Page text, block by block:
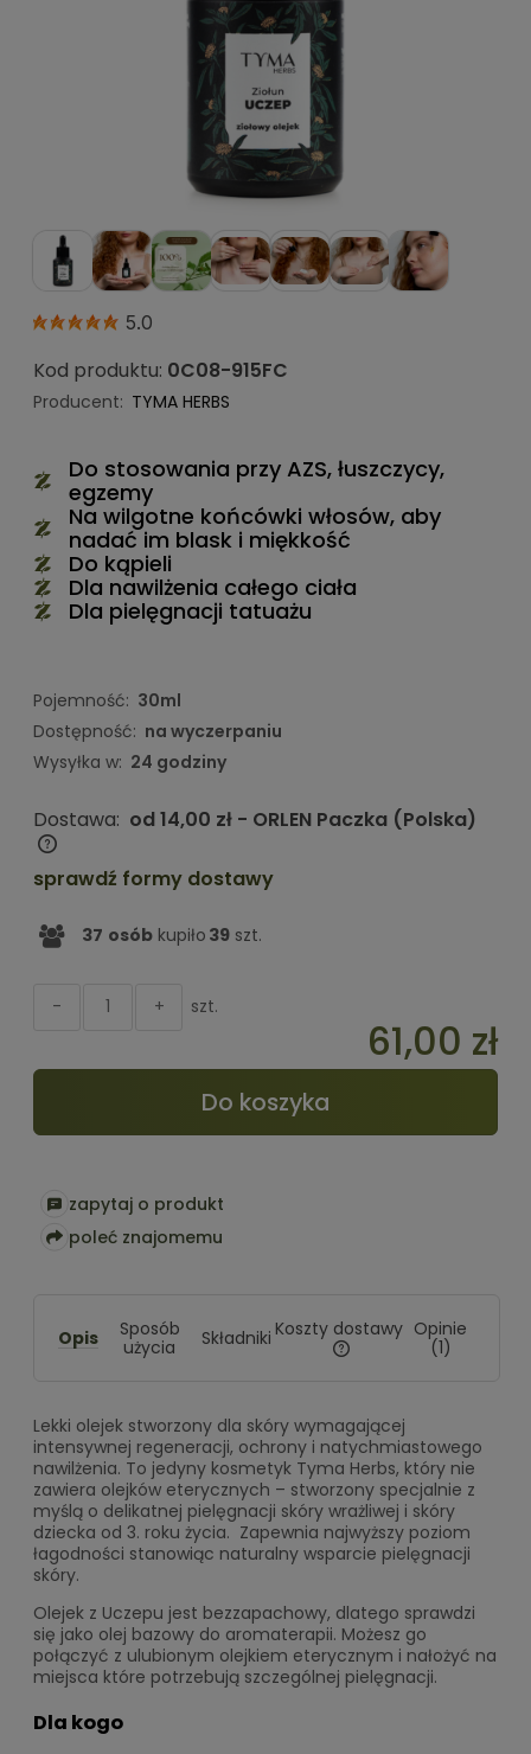
5.0
Kod produktu: 0C08-915FC
Producent: TYMA HERBS
Do stosowania przy AZS, łuszczycy,
egzemy
Na wilgotne końcówki włosów, aby
nadać im blask i miękkość
Do kąpieli
Dla nawilżenia całego ciała
Dla pielęgnacji tatuażu
Pojemność: 30ml
Dostępność: na wyczerpaniu
Wysyłka w: 24 godziny
Dostawa: od 14,00 zł - ORLEN Paczka (Polska)
Cena nie zawiera ewentualnych kosztów płatności
sprawdź formy dostawy
37 osób kupiło 39 szt.
+
- szt.
61,00 zł
Do koszyka
zapytaj o produkt
poleć znajomemu
Opis
Sposób
użycia
Składniki Koszty dostawy Opinie
(1)
Lekki olejek stworzony dla skóry wymagającej
intensywnej regeneracji, ochrony i natychmiastowego
nawilżenia. To jedyny kosmetyk Tyma Herbs, który nie
zawiera olejków eterycznych – stworzony specjalnie z
myślą o delikatnej pielęgnacji skóry wrażliwej i skóry
dziecka od 3. roku życia. Zapewnia najwyższy poziom
łagodności stanowiąc naturalny wsparcie pielęgnacji
skóry.
Olejek z Uczepu jest bezzapachowy, dlatego sprawdzi
się jako olej bazowy do aromaterapii. Możesz go
połączyć z ulubionym olejkiem eterycznym i nałożyć na
miejsca które potrzebują szczególnej pielęgnacji.
Dla kogo